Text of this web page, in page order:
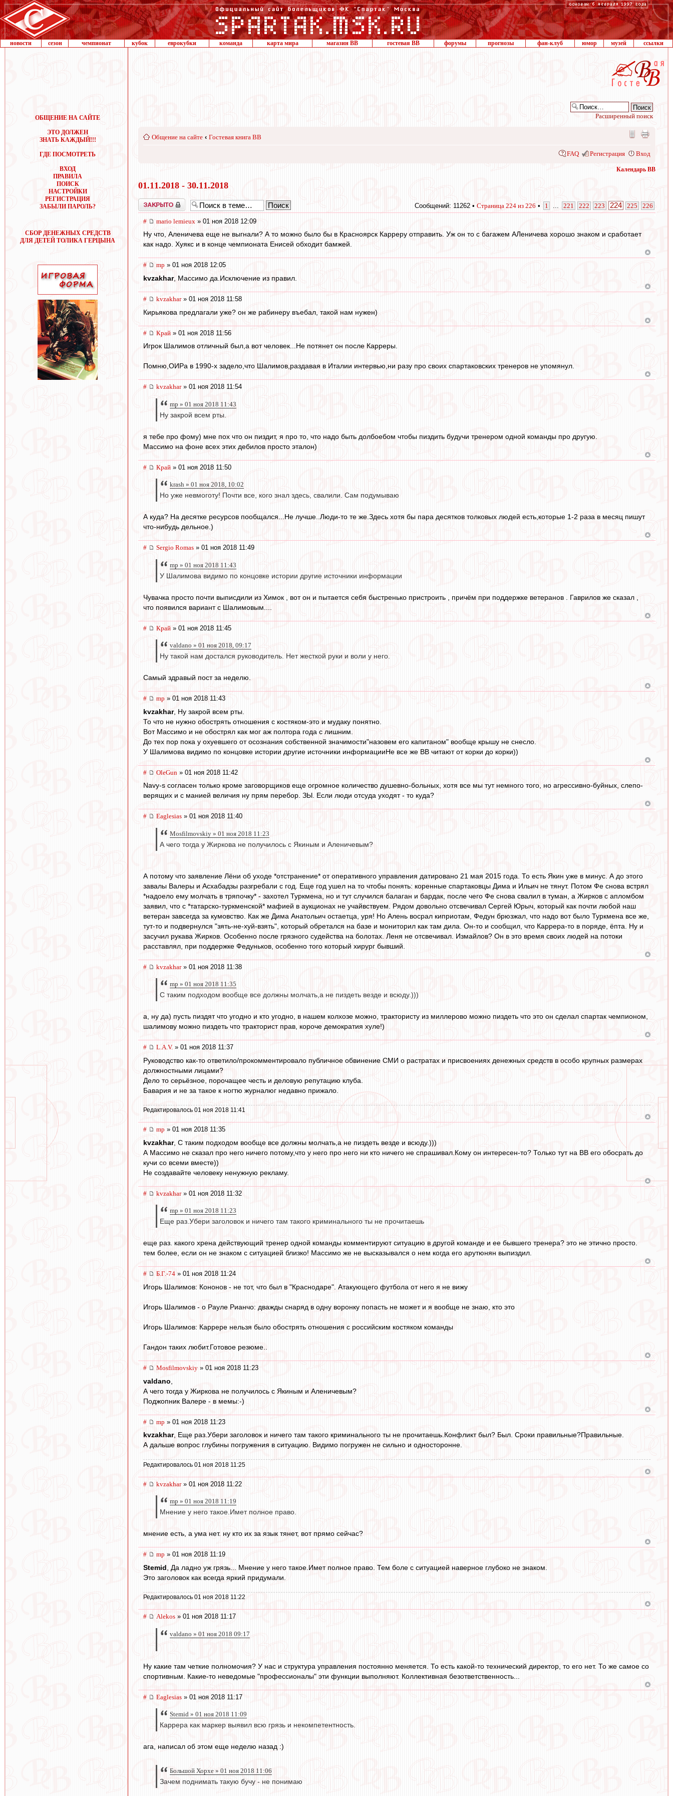
новости сезон чемпионат кубок еврокубки команда карта мира магазин ВВ гостевая ВВ форумы прогнозы фан-клуб юмор музей ссылки
ОБЩЕНИЕ НА САЙТЕ
ЭТО ДОЛЖЕН
ЗНАТЬ КАЖДЫЙ!!!
ГДЕ ПОСМОТРЕТЬ
ВХОД
ПРАВИЛА
ПОИСК
НАСТРОЙКИ
РЕГИСТРАЦИЯ
ЗАБЫЛИ ПАРОЛЬ?
СБОР ДЕНЕЖНЫХ СРЕДСТВ
ДЛЯ ДЕТЕЙ ТОЛИКА ГЕРЦЫНА
Расширенный поиск
Общение на сайте ‹ Гостевая книга ВВ
FAQ Регистрация Вход
Календарь ВВ
01.11.2018 - 30.11.2018
Закрыто Сообщений: 11262 • Страница 224 из 226 • 1 221 222 223 224 225 226
# mario lemieux » 01 ноя 2018 12:09
Ну что, Аленичева еще не выгнали? А то можно было бы в Красноярск Карреру отправить. Уж он то с багажем АЛеничева хорошо знаком и сработает
как надо. Хуякс и в конце чемпионата Енисей обходит бамжей.
# mp » 01 ноя 2018 12:05
kvzakhar, Массимо да.Исключение из правил.
# kvzakhar» 01 ноя 2018 11:58
Кирьякова предлагали уже? он же рабинеру въебал, такой нам нужен)
# Край » 01 ноя 2018 11:56
Игрок Шалимов отличный был,а вот человек...Не потянет он после Карреры.
Помню,ОИРа в 1990-х задело,что Шалимов,раздавая в Италии интервью,ни разу про своих спартаковских тренеров не упомянул.
# kvzakhar» 01 ноя 2018 11:54
mp » 01 ноя 2018 11:43
Ну закрой всем рты.
я тебе про фому) мне пох что он пиздит, я про то, что надо быть долбоебом чтобы пиздить будучи тренером одной команды про другую.
Массимо на фоне всех этих дебилов просто эталон)
# Край » 01 ноя 2018 11:50
krash » 01 ноя 2018, 10:02
Но уже невмоготу! Почти все, кого знал здесь, свалили. Сам подумываю
А куда? На десятке ресурсов пообщался...Не лучше..Люди-то те же.Здесь хотя бы пара десятков толковых людей есть,которые 1-2 раза в месяц пишут
что-нибудь дельное.)
# Sergio Romas » 01 ноя 2018 11:49
mp » 01 ноя 2018 11:43
У Шалимова видимо по концовке истории другие источники информации
Чувачка просто почти выписдили из Химок , вот он и пытается себя быстренько пристроить , причём при поддержке ветеранов . Гаврилов же сказал ,
что появился вариант с Шалимовым....
# Край » 01 ноя 2018 11:45
valdano » 01 ноя 2018, 09:17
Ну такой нам достался руководитель. Нет жесткой руки и воли у него.
Самый здравый пост за неделю.
# mp » 01 ноя 2018 11:43
kvzakhar, Ну закрой всем рты.
То что не нужно обострять отношения с костяком-это и мудаку понятно.
Вот Массимо и не обострял как мог аж полтора года с лишним.
До тех пор пока у охуевшего от осознания собственной значимости"назовем его капитаном" вообще крышу не снесло.
У Шалимова видимо по концовке истории другие источники информацииНе все же ВВ читают от корки до корки))
# OleGun » 01 ноя 2018 11:42
Navy-s согласен только кроме заговорщиков еще огромное количество душевно-больных, хотя все мы тут немного того, но агрессивно-буйных, слепо-
верящих и с манией величия ну прям перебор. ЗЫ. Если люди отсуда уходят - то куда?
# Eaglesias » 01 ноя 2018 11:40
Mosfilmovskiy » 01 ноя 2018 11:23
А чего тогда у Жиркова не получилось с Якиным и Аленичевым?
А потому что заявление Лёни об уходе *отстранение* от оперативного управления датировано 21 мая 2015 года. То есть Якин уже в минус. А до этого
завалы Валеры и Асхабадзы разгребали с год. Еще год ушел на то чтобы понять: коренные спартаковцы Дима и Ильич не тянут. Потом Фе снова встрял
*надоело ему молчать в тряпочку* - захотел Туркмена, но и тут случился балаган и бардак, после чего Фе снова свалил в туман, а Жирков с апломбом
заявил, что с *татарско-туркменской* мафией в аукционах не учайвствуем. Рядом довольно отсвечивал Сергей Юрыч, который как почти любой наш
ветеран завсегда за кумовство. Как же Дима Анатольич остаетца, уря! Но Алень восрал киприотам, Федун брюзжал, что надо вот было Туркмена все же,
тут-то и подвернулся "зять-не-хуй-взять", который обретался на базе и мониторил как там дила. Он-то и сообщил, что Каррера-то в поряде, ёпта. Ну и
засучил рукава Жирков. Особенно после грязного судейства на болотах. Леня не отсвечивал. Измайлов? Он в это время своих людей на потоки
расставлял, при поддержке Федуньков, особенно того который хирург бывший.
# kvzakhar» 01 ноя 2018 11:38
mp » 01 ноя 2018 11:35
С таким подходом вообще все должны молчать,а не пиздеть везде и всюду.)))
а, ну да) пусть пиздят что угодно и кто угодно, в нашем колхозе можно, трактористу из миллерово можно пиздеть что это он сделал спартак чемпионом,
шалимову можно пиздеть что тракторист прав, короче демократия хуле!)
# L.А.V. » 01 ноя 2018 11:37
Руководство как-то ответило/прокомментировало публичное обвинение СМИ о растратах и присвоениях денежных средств в особо крупных размерах
должностными лицами?
Дело то серьёзное, порочащее честь и деловую репутацию клуба.
Бавария и не за такое к ногтю журналюг недавно прижало.
Редактировалось 01 ноя 2018 11:41
# mp » 01 ноя 2018 11:35
kvzakhar, С таким подходом вообще все должны молчать,а не пиздеть везде и всюду.)))
А Массимо не сказал про него ничего потому,что у него про него ни кто ничего не спрашивал.Кому он интересен-то? Только тут на ВВ его обосрать до
кучи со всеми вместе))
Не создавайте человеку ненужную рекламу.
# kvzakhar» 01 ноя 2018 11:32
mp » 01 ноя 2018 11:23
Еще раз.Убери заголовок и ничего там такого криминального ты не прочитаешь
еще раз. какого хрена действующий тренер одной команды комментируют ситуацию в другой команде и ее бывшего тренера? это не этично просто.
тем более, если он не знаком с ситуацией близко! Массимо же не высказывался о нем когда его арутюнян выпиздил.
# Б.Г.-74 » 01 ноя 2018 11:24
Игорь Шалимов: Кононов - не тот, что был в "Краснодаре". Атакующего футбола от него я не вижу
Игорь Шалимов - о Рауле Рианчо: дважды снаряд в одну воронку попасть не может и я вообще не знаю, кто это
Игорь Шалимов: Каррере нельзя было обострять отношения с российским костяком команды
Гандон таких любит.Готовое резюме..
# Mosfilmovskiy » 01 ноя 2018 11:23
valdano
А чего тогда у Жиркова не получилось с Якиным и Аленичевым?
Поджопник Валере - в мемы:-)
# mp » 01 ноя 2018 11:23
kvzakhar, Еще раз.Убери заголовок и ничего там такого криминального ты не прочитаешь.Конфликт был? Был. Сроки правильные?Правильные.
А дальше вопрос глубины погружения в ситуацию. Видимо погружен не сильно и односторонне.
Редактировалось 01 ноя 2018 11:25
# kvzakhar» 01 ноя 2018 11:22
mp » 01 ноя 2018 11:19
Мнение у него такое.Имет полное право.
мнение есть, а ума нет. ну кто их за язык тянет, вот прямо сейчас?
# mp » 01 ноя 2018 11:19
Stemid , Да ладно уж грязь... Мнение у него такое.Имет полное право. Тем боле с ситуацией наверное глубоко не знаком.
Это заголовок как всегда яркий придумали.
Редактировалось 01 ноя 2018 11:22
# Alekos » 01 ноя 2018 11:17
valdano » 01 ноя 2018 09:17
Ну какие там четкие полномочия? У нас и структура управления постоянно меняется. То есть какой-то технический директор, то его нет. То же самое со
спортивным. Какие-то неведомые "профессионалы" эти функции выполняют. Коллективная безответственность...
# Eaglesias » 01 ноя 2018 11:17
Stemid » 01 ноя 2018 11:09
Каррера как маркер выявил всю грязь и некомпетентность.
ага, написал об этом еще неделю назад :)
Большой Хорхе » 01 ноя 2018 11:06
Зачем поднимать такую бучу - не понимаю